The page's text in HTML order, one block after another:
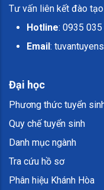
Tư vấn liên kết đào
Hotline: 0935
Email:
Đại học
Phương thức tuyển
Quy chế tuyển sinh
Danh mục ngành
Tra cứu hồ sơ
Phân hiệu Khánh Hòa